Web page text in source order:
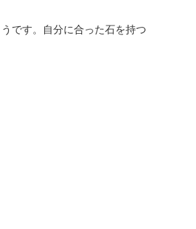
です。自分に合った石を持つ